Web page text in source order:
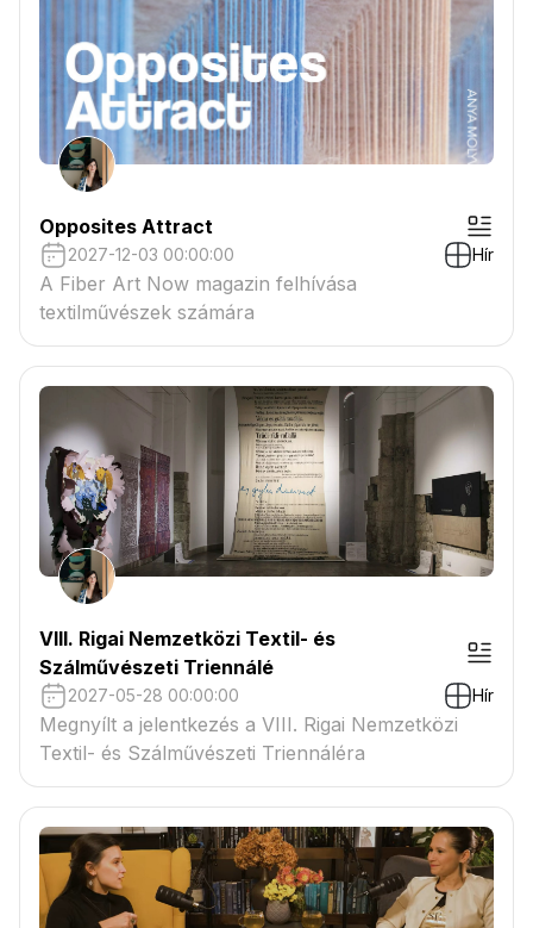
Opposites Attract
2027-12-03 00:00:00 Hír
A Fiber Art Now magazin felhívása
textilművészek számára
VIII. Rigai Nemzetközi Textil- és
Szálművészeti Triennálé
2027-05-28 00:00:00 Hír
Megnyílt a jelentkezés a VIII. Rigai Nemzetközi
Textil- és Szálművészeti Triennáléra